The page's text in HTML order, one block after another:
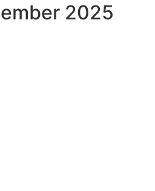
2025